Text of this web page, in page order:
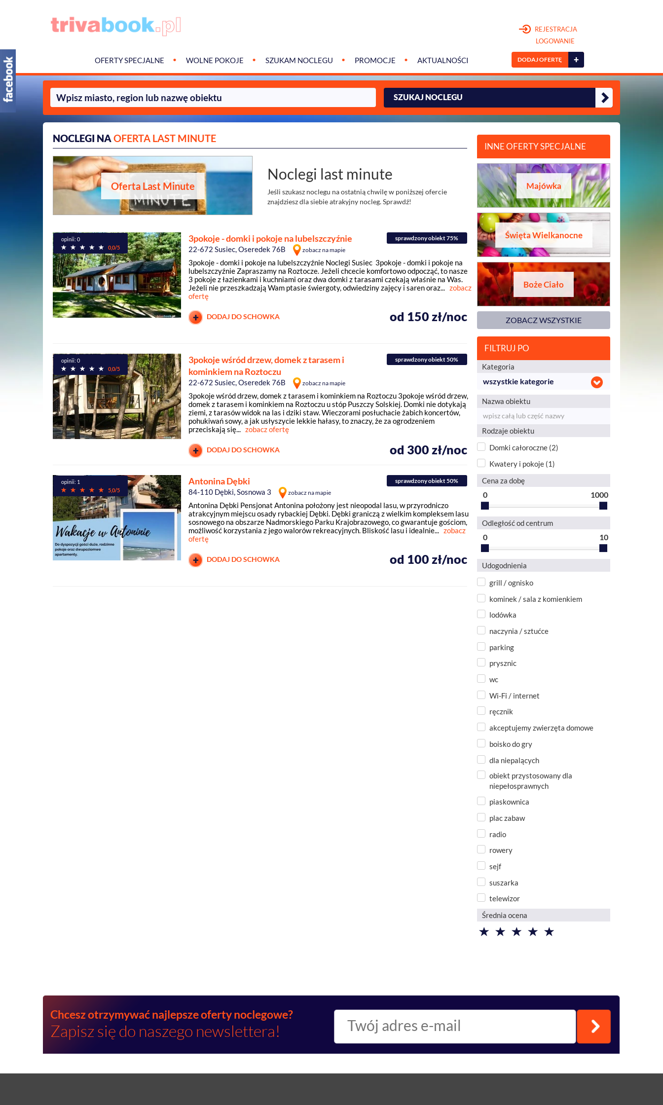
OFERTY SPECJALNE WOLNE POKOJE SZUKAM NOCLEGU PROMOCJE AKTUALNOŚCI
REJESTRACJA
LOGOWANIE
DODAJ OFERTĘ +
SZUKAJ NOCLEGU
NOCLEGI NA OFERTA LAST MINUTE
Oferta Last Minute
Noclegi last minute
Jeśli szukasz noclegu na ostatnią chwilę w poniższej ofercie
znajdziesz dla siebie atrakyjny nocleg. Sprawdź!
opinii: 0
0,0/5
3pokoje - domki i pokoje na lubelszczyźnie sprawdzony obiekt 75%
22-672 Susiec, Oseredek 76B zobacz na mapie
3pokoje - domki i pokoje na lubelszczyźnie Noclegi Susiec 3pokoje - domki i pokoje na
lubelszczyźnie Zapraszamy na Roztocze. Jeżeli chcecie komfortowo odpocząć, to nasze
3 pokoje z łazienkami i kuchniami oraz dwa domki z tarasami czekają właśnie na Was.
Jeżeli nie przeszkadzają Wam ptasie świergoty, odwiedziny zajęcy i saren oraz... zobacz
ofertę
DODAJ DO SCHOWKA od 150 zł/noc
opinii: 0
0,0/5
3pokoje wśród drzew, domek z tarasem i
kominkiem na Roztoczu
sprawdzony obiekt 50%
22-672 Susiec, Oseredek 76B zobacz na mapie
3pokoje wśród drzew, domek z tarasem i kominkiem na Roztoczu 3pokoje wśród drzew,
domek z tarasem i kominkiem na Roztoczu u stóp Puszczy Solskiej. Domki nie dotykają
ziemi, z tarasów widok na las i dziki staw. Wieczorami posłuchacie żabich koncertów,
pohukiwań sowy, a jak usłyszycie lekkie hałasy, to znaczy, że za ogrodzeniem
przeciskają się... zobacz ofertę
DODAJ DO SCHOWKA od 300 zł/noc
opinii: 1
5,0/5
Antonina Dębki sprawdzony obiekt 50%
84-110 Dębki, Sosnowa 3 zobacz na mapie
Antonina Dębki Pensjonat Antonina położony jest nieopodal lasu, w przyrodniczo
atrakcyjnym miejscu osady rybackiej Dębki. Dębki graniczą z wielkim kompleksem lasu
sosnowego na obszarze Nadmorskiego Parku Krajobrazowego, co gwarantuje gościom,
możliwość korzystania z jego walorów rekreacyjnych. Bliskość lasu i idealnie... zobacz
ofertę
DODAJ DO SCHOWKA od 100 zł/noc
INNE OFERTY SPECJALNE
Majówka
Święta Wielkanocne
Boże Ciało
ZOBACZ WSZYSTKIE
FILTRUJ PO
Kategoria
wszystkie kategorie
Nazwa obiektu
Rodzaje obiektu
Domki całoroczne (2)
Kwatery i pokoje (1)
Cena za dobę
0 1000
Odległość od centrum
0 10
Udogodnienia
grill / ognisko
kominek / sala z komienkiem
lodówka
naczynia / sztućce
parking
prysznic
wc
Wi-Fi / internet
ręcznik
akceptujemy zwierzęta domowe
boisko do gry
dla niepalących
obiekt przystosowany dla
niepełosprawnych
piaskownica
plac zabaw
radio
rowery
sejf
suszarka
telewizor
Średnia ocena
Chcesz otrzymywać najlepsze oferty noclegowe?
Zapisz się do naszego newslettera!